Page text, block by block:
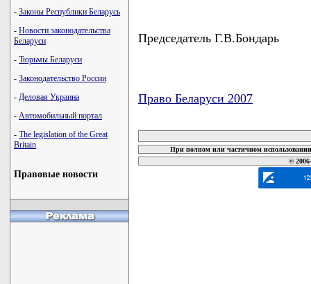
- Законы Республики Беларусь
- Новости законодательства
Беларуси
- Тюрьмы Беларуси
- Законодательство России
- Деловая Украина
- Автомобильный портал
- The legislation of the Great
Britain
Правовые новости
Председатель Г.В.Бондарь
Право Беларуси 2007
При полном или частичном
©